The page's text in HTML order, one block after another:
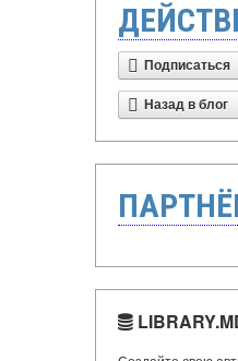
Подписаться
Назад в блог